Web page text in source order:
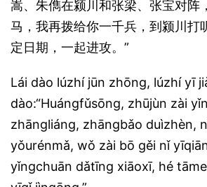
嵩、朱儁在颍川和张梁、张宝对阵
马，我再拨给你一千兵，到颍川打
定日期，一起进攻。”
Lái dào lúzhí jūn zhōng, lúzhí yī
dào:“Huángfǔsōng, zhūjùn zài
zhāngliáng, zhāngbǎo duìzhèn,
yǒurénmǎ, wǒ zài bō gěi nǐ
yǐngchuān dǎtīng xiāoxī, hé